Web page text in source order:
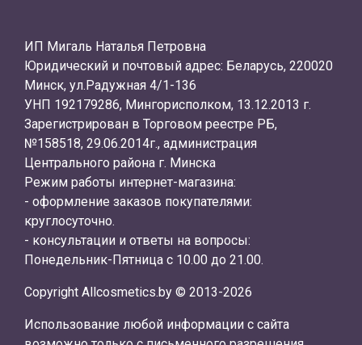
ИП Мигаль Наталья Петровна
Юридический и почтовый адрес: Беларусь, 220020
Минск, ул.Радужная 4/1-136
УНП 192179286, Мингорисполком, 13.12.2013 г.
Зарегистрирован в Торговом реестре РБ,
№158518, 29.06.2014г., администрация
Центрального района г. Минска
Режим работы интернет-магазина:
- оформление заказов покупателями:
круглосуточно.
- консультации и ответы на вопросы:
Понедельник-Пятница с 10.00 до 21.00.
Copyright Allcosmetics.by © 2013-2026
Использование любой информации с сайта